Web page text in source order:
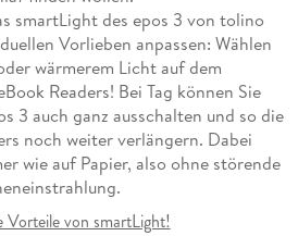
smartLight des epos 3 von tolino
Vorlieben anpassen: Wählen
wärmerem Licht auf dem
Readers! Bei Tag können Sie
3 auch ganz ausschalten und so die
noch weiter verlängern. Dabei
wie auf Papier, also ohne störende
Vorteile von smartLight!